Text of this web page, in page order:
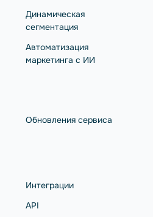
Динамическая
сегментация
Автоматизация
маркетинга с ИИ
Обновления сервиса
Интеграции
API